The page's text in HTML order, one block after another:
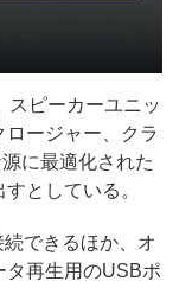
スピーカーユニッ
ロージャー、クラ
に最適化された
としている。
できるほか、オ
タ再生用のUSBポ